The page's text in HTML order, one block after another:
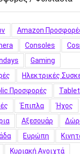
Amazon
Consoles
Gaming
Hλεκτρικές
Προσφορές
Tablet
Έπιπλα
Ήχος
Αξεσουάρ
Ευρώπη
Κυριακή Ανοιχτά